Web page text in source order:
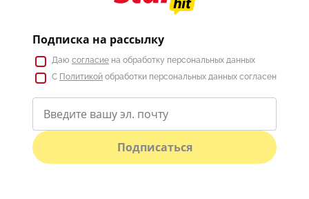
Подписка на рассылку
Даю согласие на обработку персональных данных
С Политикой обработки персональных данных согласен
Подписаться